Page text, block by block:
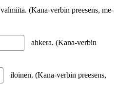
valmiita. (Kana-verbin preesens, me-
ahkera. (Kana-verbin
iloinen. (Kana-verbin preesens,